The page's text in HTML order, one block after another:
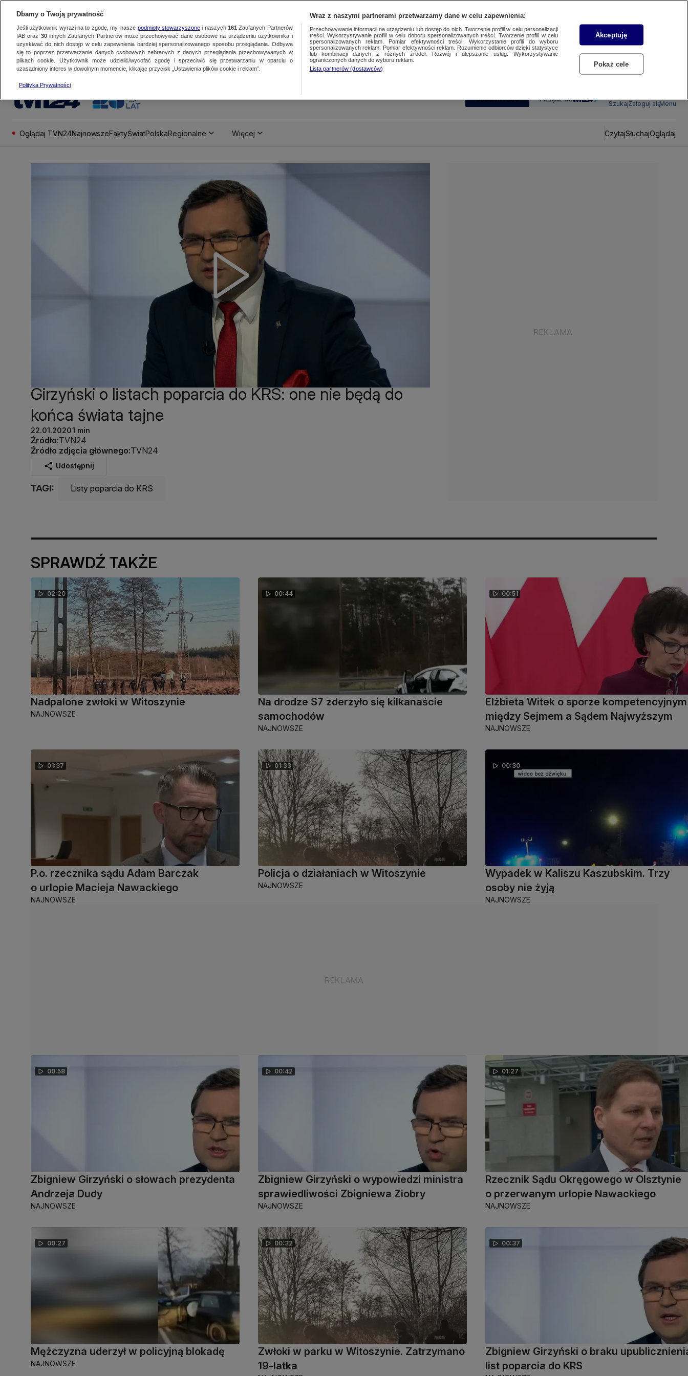
SUBSKRYBUJ Przejdź do
SzukajZaloguj sięMenu
Oglądaj TVN24NajnowszeFaktyŚwiatPolskaRegionalne Więcej CzytajSłuchajOglądaj
Girzyński o listach poparcia do KRS: one nie będą do
końca świata tajne
22.01.20201 min
Źródło:TVN24
Źródło zdjęcia głównego:TVN24
Udostępnij
TAGI: Listy poparcia do KRS
SPRAWDŹ TAKŻE
02:20
Nadpalone zwłoki w Witoszynie
NAJNOWSZE
00:44
Na drodze S7 zderzyło się kilkanaście
samochodów
NAJNOWSZE
00:51
Elżbieta Witek o sporze kompetencyjnym
między Sejmem a Sądem Najwyższym
NAJNOWSZE
01:37
P.o. rzecznika sądu Adam Barczak
o urlopie Macieja Nawackiego
NAJNOWSZE
01:33
Policja o działaniach w Witoszynie
NAJNOWSZE
00:30
Wypadek w Kaliszu Kaszubskim. Trzy
osoby nie żyją
NAJNOWSZE
00:58
Zbigniew Girzyński o słowach prezydenta
Andrzeja Dudy
NAJNOWSZE
00:42
Zbigniew Girzyński o wypowiedzi ministra
sprawiedliwości Zbigniewa Ziobry
NAJNOWSZE
01:27
Rzecznik Sądu Okręgowego w Olsztynie
o przerwanym urlopie Nawackiego
NAJNOWSZE
00:27
Mężczyzna uderzył w policyjną blokadę
NAJNOWSZE
00:32
Zwłoki w parku w Witoszynie. Zatrzymano
19-latka
00:37
Zbigniew Girzyński o braku
list poparcia do KRS
Dbamy o Twoją prywatność
Jeśli użytkownik wyrazi na to zgodę, my, nasze podmioty stowarzyszonei naszych 161 Zaufanych Partnerów
IAB oraz 30innych Zaufanych Partnerów może przechowywać dane osobowe na urządzeniu użytkownika i
uzyskiwać do nich dostęp w celu zapewnienia bardziej spersonalizowanego sposobu przeglądania. Odbywa
się to poprzez przetwarzanie danych osobowych zebranych z danych przeglądania przechowywanych w
plikach cookie. Użytkownik może udzielić/wycofać zgodę i sprzeciwić się przetwarzaniu w oparciu o
uzasadniony interes w dowolnym momencie, klikając przycisk „Ustawienia plików cookie i reklam”.
Polityka Prywatności
Wraz z naszymi partnerami przetwarzamy dane w celu zapewnienia:
Przechowywanie informacji na urządzeniu lub dostęp do nich. Tworzenie profili w celu personalizacji
treści. Wykorzystywanie profili w celu doboru spersonalizowanych treści. Tworzenie profili w celu
spersonalizowanych reklam. Pomiar efektywności treści. Wykorzystanie profili do wyboru
spersonalizowanych reklam. Pomiar efektywności reklam. Rozumienie odbiorców dzięki statystyce
lub kombinacji danych z różnych źródeł. Rozwój i ulepszanie usług. Wykorzystywanie
ograniczonych danych do wyboru reklam.
Lista partnerów (dostawców)
Akceptuję
Pokaż cele